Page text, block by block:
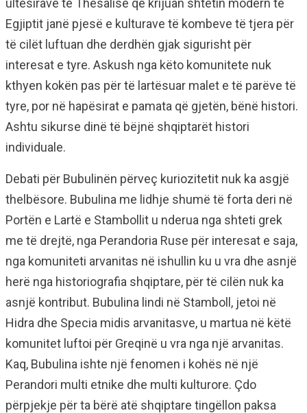
ultesirave të Thesalise që krijuan shtetin modern te
Egjiptit janë pjesë e kulturave të kombeve të tjera për
të cilët luftuan dhe derdhën gjak sigurisht për
interesat e tyre. Askush nga këto komunitete nuk
kthyen kokën pas për të lartësuar malet e të parëve të
tyre, por në hapësirat e pamata që gjetën, bënë histori.
Ashtu sikurse dinë të bëjnë shqiptarët histori
individuale.
Debati për Bubulinën përveç kuriozitetit nuk ka asgjë
thelbësore. Bubulina me lidhje shumë të forta deri në
Portën e Lartë e Stambollit u nderua nga shteti grek
me të drejtë, nga Perandoria Ruse për interesat e saja,
nga komuniteti arvanitas në ishullin ku u vra dhe asnjë
herë nga historiografia shqiptare, për të cilën nuk ka
asnjë kontribut. Bubulina lindi në Stamboll, jetoi në
Hidra dhe Specia midis arvanitasve, u martua në këtë
komunitet luftoi për Greqinë u vra nga një arvanitas.
Kaq, Bubulina ishte një fenomen i kohës në një
Perandori multi etnike dhe multi kulturore. Çdo
përpjekje për ta bërë atë shqiptare tingëllon paksa